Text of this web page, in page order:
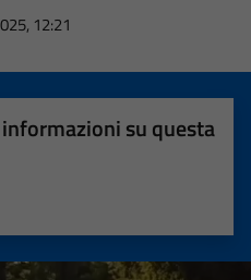
12:21
su questa
su 5
5